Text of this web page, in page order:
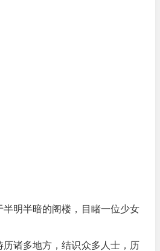
明半暗的阁楼，目睹一位少女
诸多地方，结识众多人士，历